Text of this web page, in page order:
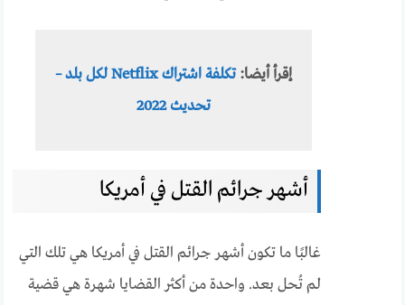
إقرأ أيضا:
تكلفة اشتراك Netflix لكل بلد –
تحديث 2022
أشهر جرائم القتل في أمريكا
غالبًا ما تكون أشهر جرائم القتل في أمريكا هي تلك التي
لم تُحل بعد. واحدة من أكثر القضايا شهرة هي قضية